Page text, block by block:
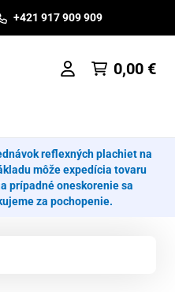
+421 917 909 909
0,00 €
reflexných plachiet na
môže expedícia tovaru
prípadné oneskorenie sa
za pochopenie.